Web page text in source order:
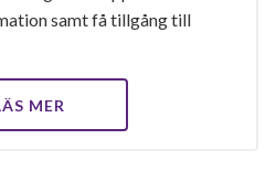
samt få tillgång till
MER